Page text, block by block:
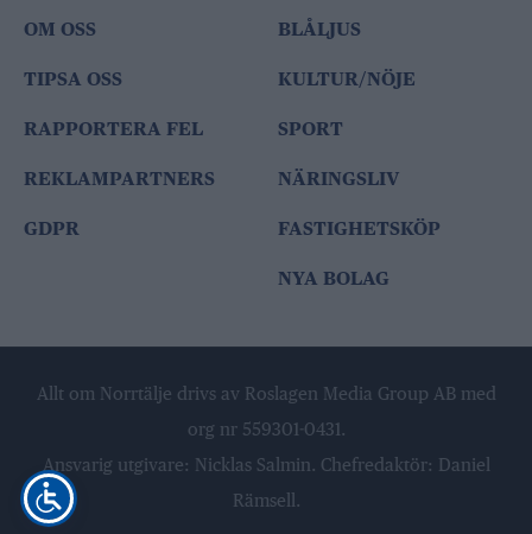
OM OSS
TIPSA OSS
RAPPORTERA FEL
REKLAMPARTNERS
GDPR
BLÅLJUS
KULTUR/NÖJE
SPORT
NÄRINGSLIV
FASTIGHETSKÖP
NYA BOLAG
Allt om Norrtälje drivs av Roslagen Media Group AB med
org nr 559301-0431.
Ansvarig utgivare: Nicklas Salmin. Chefredaktör: Daniel
Rämsell.